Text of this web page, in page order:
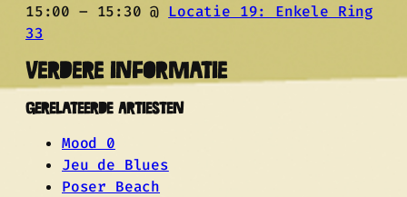
15:00 – 15:30 @ Locatie 19: Enkele Ring
33
Verdere informatie
Gerelateerde Artiesten
Mood 0
Jeu de Blues
Poser Beach